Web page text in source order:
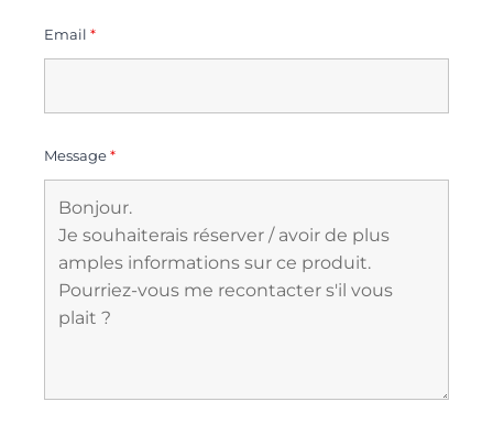
Email *
Message*